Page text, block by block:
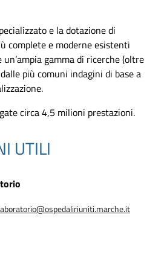
e la dotazione di
complete e moderne esistenti
gamma di ricerche (oltre
più comuni indagini di base a
circa 4,5 milioni prestazioni.
UTILI